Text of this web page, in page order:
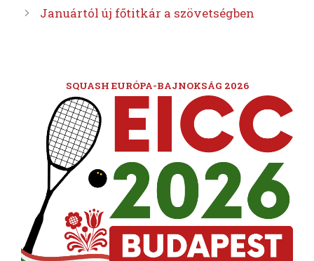
Januártól új főtitkár a szövetségben
SQUASH EURÓPA-BAJNOKSÁG 2026